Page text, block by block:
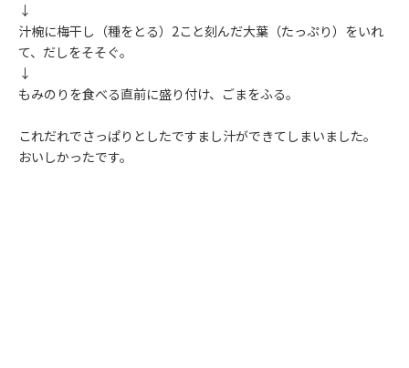
↓
汁椀に梅干し（種をとる）2こと刻んだ大葉（たっぷり）をいれ
て、だしをそそぐ。
↓
もみのりを食べる直前に盛り付け、ごまをふる。
これだれでさっぱりとしたですまし汁ができてしまいました。
おいしかったです。